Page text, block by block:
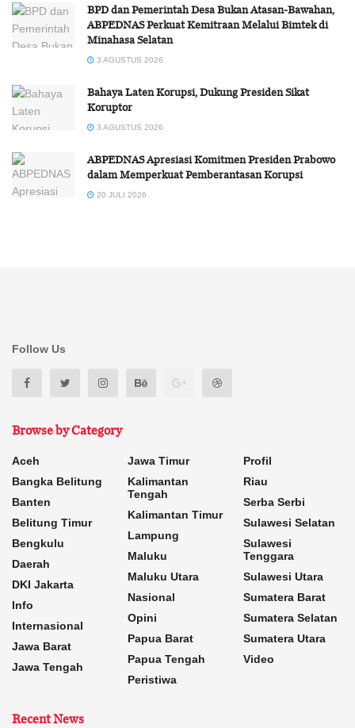
BPD dan Pemerintah Desa Bukan Atasan-Bawahan,
ABPEDNAS Perkuat Kemitraan Melalui Bimtek di
Minahasa Selatan
3 AGUSTUS 2026
Bahaya Laten Korupsi, Dukung Presiden Sikat
Koruptor
3 AGUSTUS 2026
ABPEDNAS Apresiasi Komitmen Presiden Prabowo
dalam Memperkuat Pemberantasan Korupsi
20 JULI 2026
Follow Us
Browse by Category
Aceh
Bangka Belitung
Banten
Belitung Timur
Bengkulu
Daerah
DKI Jakarta
Info
Internasional
Jawa Barat
Jawa Tengah
Jawa Timur
Kalimantan
Tengah
Kalimantan Timur
Lampung
Maluku
Maluku Utara
Nasional
Opini
Papua Barat
Papua Tengah
Peristiwa
Profil
Riau
Serba Serbi
Sulawesi Selatan
Sulawesi
Tenggara
Sulawesi Utara
Sumatera Barat
Sumatera Selatan
Sumatera Utara
Video
Recent News